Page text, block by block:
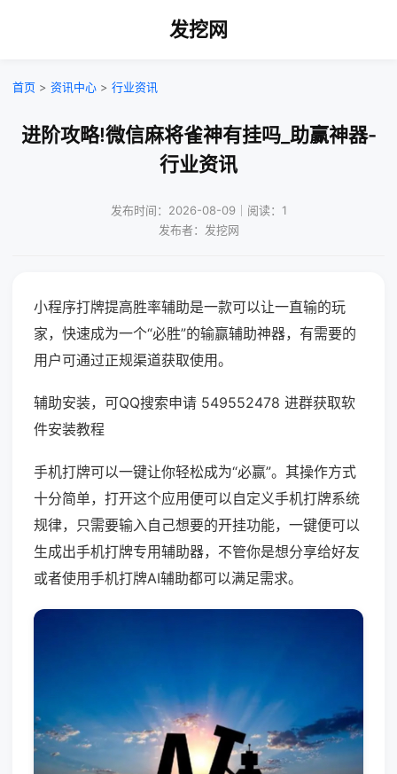
发挖网
首页 > 资讯中心 > 行业资讯
进阶攻略!微信麻将雀神有挂吗_助赢神器-
行业资讯
发布时间：2026-08-09｜阅读：1
发布者：发挖网
小程序打牌提高胜率辅助是一款可以让一直输的玩
家，快速成为一个“必胜”的输赢辅助神器，有需要的
用户可通过正规渠道获取使用。
辅助安装，可QQ搜索申请 549552478 进群获取软
件安装教程
手机打牌可以一键让你轻松成为“必赢”。其操作方式
十分简单，打开这个应用便可以自定义手机打牌系统
规律，只需要输入自己想要的开挂功能，一键便可以
生成出手机打牌专用辅助器，不管你是想分享给好友
或者使用手机打牌AI辅助都可以满足需求。